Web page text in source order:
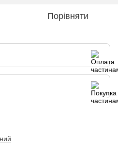
Порівняти